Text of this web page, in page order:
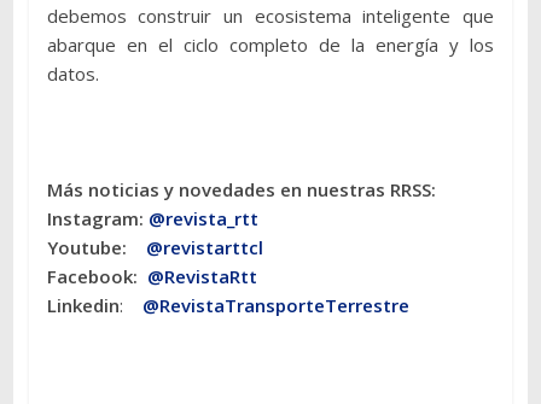
debemos construir un ecosistema inteligente que
abarque en el ciclo completo de la energía y los
datos.
Más noticias y novedades en nuestras RRSS:
Instagram: @revista_rtt
Youtube: @revistarttcl
Facebook: @RevistaRtt
Linkedin: @RevistaTransporteTerrestre